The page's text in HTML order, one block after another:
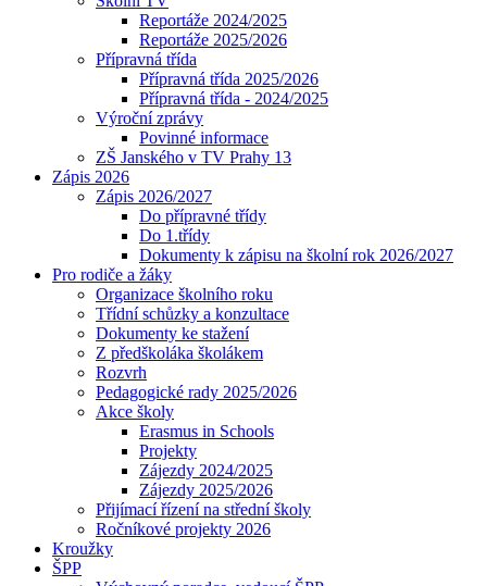
Reportáže 2024/2025
Reportáže 2025/2026
Přípravná třída
Přípravná třída 2025/2026
Přípravná třída - 2024/2025
Výroční zprávy
Povinné informace
ZŠ Janského v TV Prahy 13
Zápis 2026
Zápis 2026/2027
Do přípravné třídy
Do 1.třídy
Dokumenty k zápisu na školní rok 2026/2027
Pro rodiče a žáky
Organizace školního roku
Třídní schůzky a konzultace
Dokumenty ke stažení
Z předškoláka školákem
Rozvrh
Pedagogické rady 2025/2026
Akce školy
Erasmus in Schools
Projekty
Zájezdy 2024/2025
Zájezdy 2025/2026
Přijímací řízení na střední školy
Ročníkové projekty 2026
Kroužky
ŠPP